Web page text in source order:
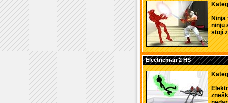
Ninja
ninju
stojí
Electricman 2 HS